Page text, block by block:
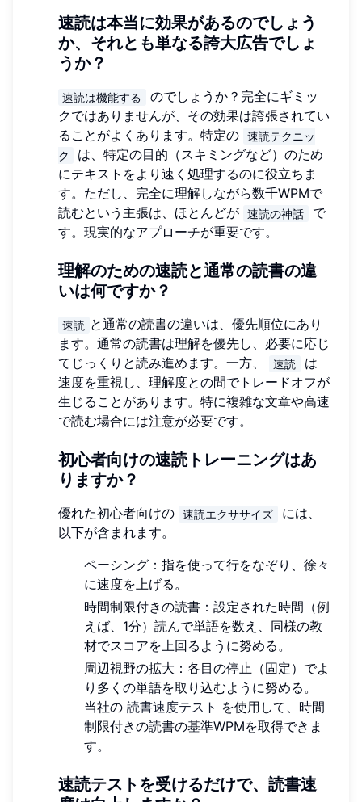
速読は本当に効果があるのでしょう
か、それとも単なる誇大広告でしょ
うか？
速読は機能する
のでしょうか？完全にギミッ
クではありませんが、その効果は誇張されてい
ることがよくあります。特定の
速読テクニッ
ク
は、特定の目的（スキミングなど）のため
にテキストをより速く処理するのに役立ちま
す。ただし、完全に理解しながら数千WPMで
読むという主張は、ほとんどが
速読の神話
で
す。現実的なアプローチが重要です。
理解のための速読と通常の読書の違
いは何ですか？
速読 と通常の読書の違いは、優先順位にあり
ます。通常の読書は理解を優先し、必要に応じ
てじっくりと読み進めます。一方、
速読
は
速度を重視し、理解度との間でトレードオフが
生じることがあります。特に複雑な文章や高速
で読む場合には注意が必要です。
初心者向けの速読トレーニングはあ
りますか？
優れた初心者向けの 速読エクササイズ
には、
以下が含まれます。
ペーシング：指を使って行をなぞり、徐々
に速度を上げる。
時間制限付きの読書：設定された時間（例
えば、1分）読んで単語を数え、同様の教
材でスコアを上回るように努める。
周辺視野の拡大：各目の停止（固定）でよ
り多くの単語を取り込むように努める。
当社の 読書速度テスト を使用して、時間
制限付きの読書の基準WPMを取得できま
す。
速読テストを受けるだけで、読書速